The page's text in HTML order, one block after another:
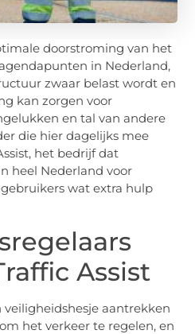
doorstroming van het
in Nederland,
zwaar belast wordt en
kan zorgen voor
en tal van andere
die hier dagelijks mee
het bedrijf dat
heel Nederland voor
wat extra hulp
Assist
aantrekken
het verkeer te regelen, en